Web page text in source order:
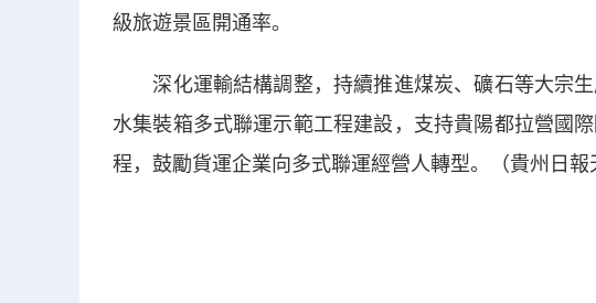
級旅遊景區開通率。
深化運輸結構調整，持續推進煤炭、礦石等大宗生
水集裝箱多式聯運示範工程建設，支持貴陽都拉營國
程，鼓勵貨運企業向多式聯運經營人轉型。（貴州日報